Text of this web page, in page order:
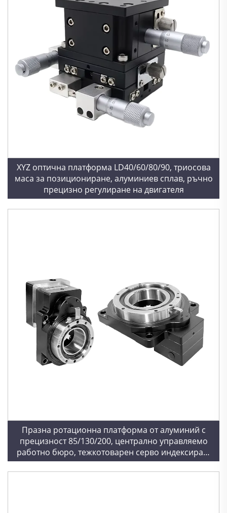
XYZ оптична платформа LD40/60/80/90, триосова
маса за позициониране, алуминиев сплав, ръчно
прецизно регулиране на двигателя
Празна ротационна платформа от алуминий с
прецизност 85/130/200, централно управляемо
работно бюро, тежкотоварен серво индексиращ
ротационен механизъм 750W